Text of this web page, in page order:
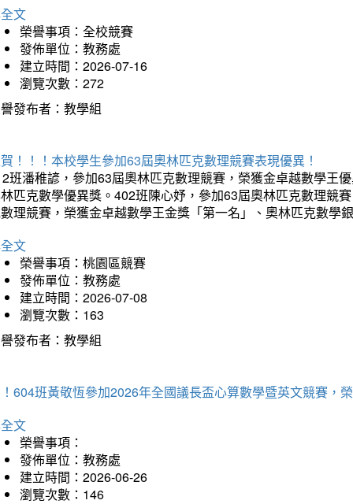
文
榮譽事項：全校競賽
發佈單位：教務處
建立時間：2026-07-16
瀏覽次數：272
發布者：教學組
！！！本校學生參加63屆奧林匹克數理競賽表現優異！
班潘稚諺，參加63屆奧林匹克數理競賽，榮獲金卓越數學王
匹克數學優異獎。402班陳心妤，參加63屆奧林匹克數理競
理競賽，榮獲金卓越數學王金獎「第一名」、奧林匹克數學
文
榮譽事項：桃園區競賽
發佈單位：教務處
建立時間：2026-07-08
瀏覽次數：163
發布者：教學組
604班黃敬恆參加2026年全國議長盃心算數學暨英文競賽，
文
榮譽事項：
發佈單位：教務處
建立時間：2026-06-26
瀏覽次數：146